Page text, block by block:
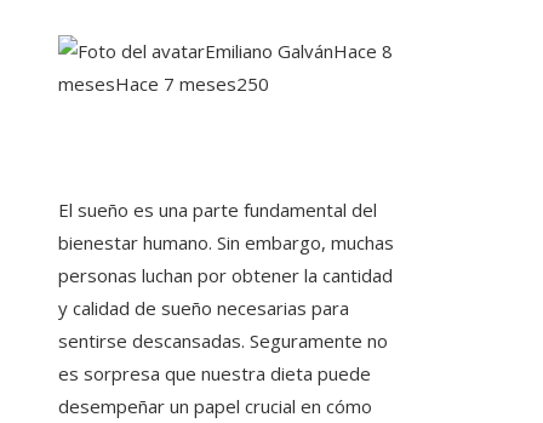
Emiliano GalvánHace 8
mesesHace 7 meses250
El sueño es una parte fundamental del
bienestar humano. Sin embargo, muchas
personas luchan por obtener la cantidad
y calidad de sueño necesarias para
sentirse descansadas. Seguramente no
es sorpresa que nuestra dieta puede
desempeñar un papel crucial en cómo